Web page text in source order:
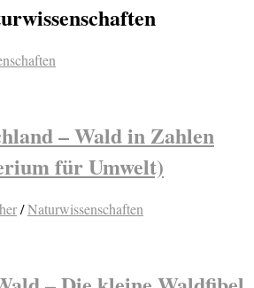
– Wald in Zahlen
für Umwelt)
/Naturwissenschaften